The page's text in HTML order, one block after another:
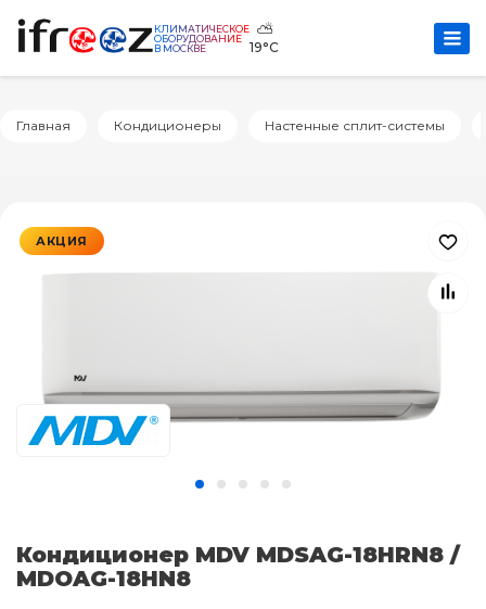
КЛИМАТИЧЕСКОЕ
ОБОРУДОВАНИЕ
В МОСКВЕ
⛅
19°C
Главная Кондиционеры Настенные сплит-системы
АКЦИЯ
Кондиционер MDV MDSAG-18HRN8 /
MDOAG-18HN8